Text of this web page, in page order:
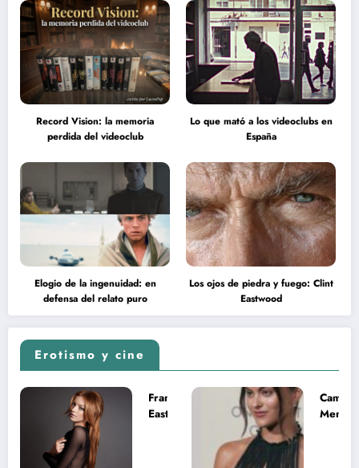
Record Vision: la memoria
perdida del videoclub
Lo que mató a los videoclubs en
España
Elogio de la ingenuidad: en
defensa del relato puro
Los ojos de piedra y fuego: Clint
Eastwood
Erotismo y cine
Francesca
Eastwood y
Camila
Mendes